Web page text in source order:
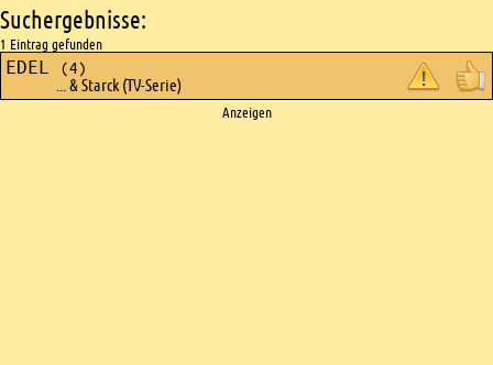
Suchergebnisse:
1 Eintrag gefunden
EDEL (4)
... & Starck (TV-Serie)
Anzeigen